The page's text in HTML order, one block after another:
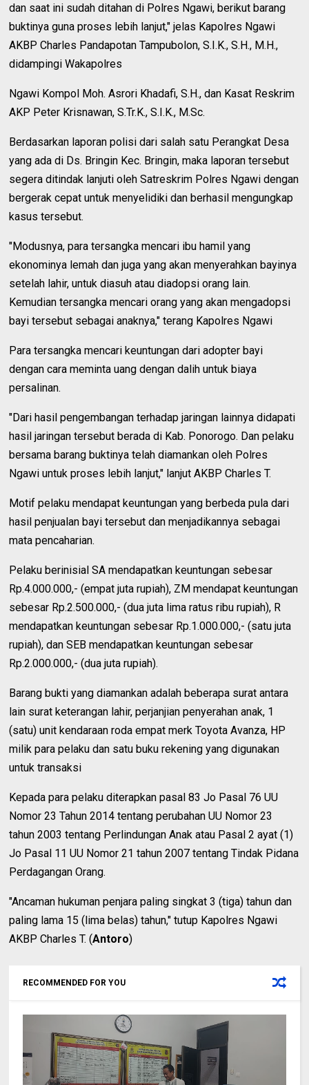
dan saat ini sudah ditahan di Polres Ngawi, berikut barang
buktinya guna proses lebih lanjut," jelas Kapolres Ngawi
AKBP Charles Pandapotan Tampubolon, S.I.K., S.H., M.H.,
didampingi Wakapolres
Ngawi Kompol Moh. Asrori Khadafi, S.H., dan Kasat Reskrim
AKP Peter Krisnawan, S.Tr.K., S.I.K., M.Sc.
Berdasarkan laporan polisi dari salah satu Perangkat Desa
yang ada di Ds. Bringin Kec. Bringin, maka laporan tersebut
segera ditindak lanjuti oleh Satreskrim Polres Ngawi dengan
bergerak cepat untuk menyelidiki dan berhasil mengungkap
kasus tersebut.
"Modusnya, para tersangka mencari ibu hamil yang
ekonominya lemah dan juga yang akan menyerahkan bayinya
setelah lahir, untuk diasuh atau diadopsi orang lain.
Kemudian tersangka mencari orang yang akan mengadopsi
bayi tersebut sebagai anaknya," terang Kapolres Ngawi
Para tersangka mencari keuntungan dari adopter bayi
dengan cara meminta uang dengan dalih untuk biaya
persalinan.
"Dari hasil pengembangan terhadap jaringan lainnya didapati
hasil jaringan tersebut berada di Kab. Ponorogo. Dan pelaku
bersama barang buktinya telah diamankan oleh Polres
Ngawi untuk proses lebih lanjut," lanjut AKBP Charles T.
Motif pelaku mendapat keuntungan yang berbeda pula dari
hasil penjualan bayi tersebut dan menjadikannya sebagai
mata pencaharian.
Pelaku berinisial SA mendapatkan keuntungan sebesar
Rp.4.000.000,- (empat juta rupiah), ZM mendapat keuntungan
sebesar Rp.2.500.000,- (dua juta lima ratus ribu rupiah), R
mendapatkan keuntungan sebesar Rp.1.000.000,- (satu juta
rupiah), dan SEB mendapatkan keuntungan sebesar
Rp.2.000.000,- (dua juta rupiah).
Barang bukti yang diamankan adalah beberapa surat antara
lain surat keterangan lahir, perjanjian penyerahan anak, 1
(satu) unit kendaraan roda empat merk Toyota Avanza, HP
milik para pelaku dan satu buku rekening yang digunakan
untuk transaksi
Kepada para pelaku diterapkan pasal 83 Jo Pasal 76 UU
Nomor 23 Tahun 2014 tentang perubahan UU Nomor 23
tahun 2003 tentang Perlindungan Anak atau Pasal 2 ayat (1)
Jo Pasal 11 UU Nomor 21 tahun 2007 tentang Tindak Pidana
Perdagangan Orang.
"Ancaman hukuman penjara paling singkat 3 (tiga) tahun dan
paling lama 15 (lima belas) tahun," tutup Kapolres Ngawi
AKBP Charles T. (Antoro)
RECOMMENDED FOR YOU